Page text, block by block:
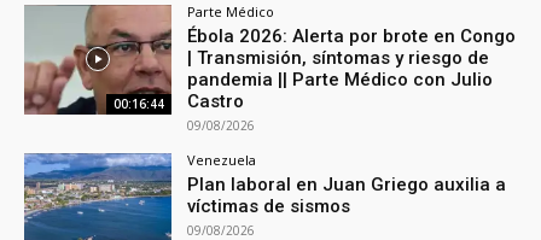
00:16:44
Parte Médico
Ébola 2026: Alerta por brote en Congo
| Transmisión, síntomas y riesgo de
pandemia || Parte Médico con Julio
Castro
09/08/2026
Venezuela
Plan laboral en Juan Griego auxilia a
víctimas de sismos
09/08/2026